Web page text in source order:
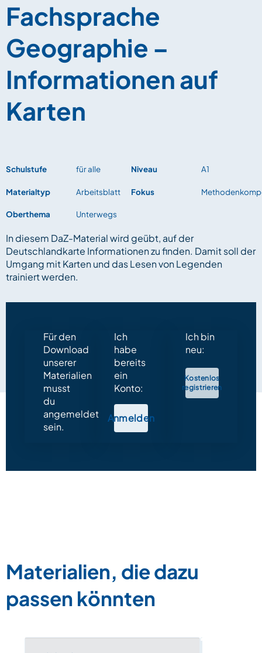
Fachsprache
Geographie –
Informationen auf
Karten
Schulstufe für alle
Materialtyp Arbeitsblatt
Oberthema Unterwegs
Niveau A1
Fokus
In diesem DaZ-Material wird geübt, auf der
Deutschlandkarte Informationen zu finden. Damit soll der
Umgang mit Karten und das Lesen von Legenden
trainiert werden.
Für den
Download
unserer
Materialien
musst
du
angemeldet
sein.
Ich
habe
bereits
ein
Konto:
Anmelden
Ich bin
neu:
Kostenlos
registrieren
Materialien, die dazu
passen könnten